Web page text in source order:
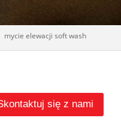
mycie elewacji soft wash
się z nami